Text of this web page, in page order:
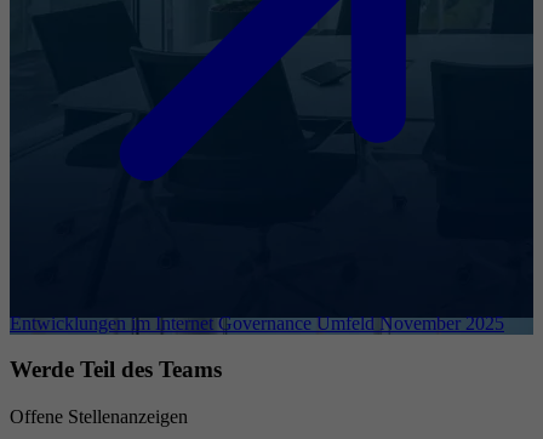
Entwicklungen im Internet Governance Umfeld November 2025
Werde Teil des Teams
Offene Stellenanzeigen